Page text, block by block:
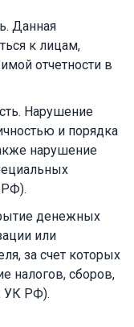
Данная
к лицам,
отчетности в
Нарушение
и порядка
нарушение
РФ).
денежных
или
за счет которых
налогов, сборов,
УК РФ).